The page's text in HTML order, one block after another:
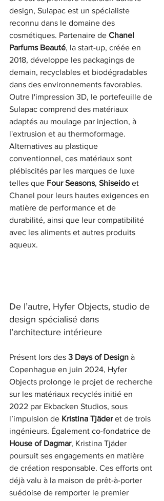
design, Sulapac est un spécialiste
reconnu dans le domaine des
cosmétiques. Partenaire de Chanel
Parfums Beauté, la start-up, créée en
2018, développe les packagings de
demain, recyclables et biodégradables
dans des environnements favorables.
Outre l'impression 3D, le portefeuille de
Sulapac comprend des matériaux
adaptés au moulage par injection, à
l'extrusion et au thermoformage.
Alternatives au plastique
conventionnel, ces matériaux sont
plébiscités par les marques de luxe
telles que Four Seasons, Shiseido et
Chanel pour leurs hautes exigences en
matière de performance et de
durabilité, ainsi que leur compatibilité
avec les aliments et autres produits
aqueux.
De l’autre, Hyfer Objects, studio de
design spécialisé dans
l’architecture intérieure
Présent lors des 3 Days of Design à
Copenhague en juin 2024, Hyfer
Objects prolonge le projet de recherche
sur les matériaux recyclés initié en
2022 par Ekbacken Studios, sous
l’impulsion de Kristina Tjäder et de trois
ingénieurs. Également co-fondatrice de
House of Dagmar, Kristina Tjäder
poursuit ses engagements en matière
de création responsable. Ces efforts ont
déjà valu à la maison de prêt-à-porter
suédoise de remporter le premier